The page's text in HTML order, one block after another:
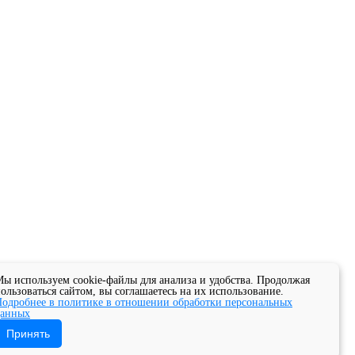
используем cookie-файлы для анализа и удобства. Продолжая
сайтом, вы соглашаетесь на их использование.
в политике в отношении обработки персональных
Принять